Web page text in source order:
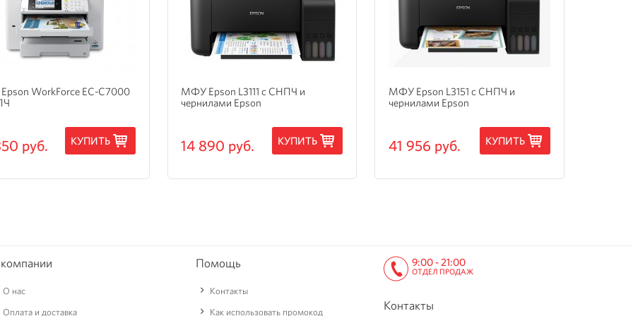
WorkForce EC-C7000
руб. КУПИТЬ
МФУ Epson L3111 с СНПЧ и
чернилами Epson
14 890 руб. КУПИТЬ
МФУ Epson L3151 с СНПЧ и
чернилами Epson
41 956 руб. КУПИТЬ
О нас
Оплата и доставка
Помощь
Контакты
Как использовать промокод
9:00 - 21:00
ОТДЕЛ ПРОДАЖ
Контакты